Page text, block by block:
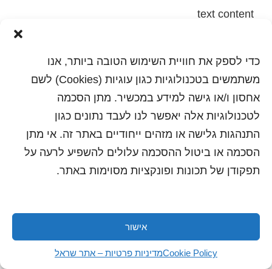
כדי לספק את חוויית השימוש הטובה ביותר, אנו
משתמשים בטכנולוגיות כגון עוגיות (Cookies) לשם
אחסון ו/או גישה למידע במכשיר. מתן הסכמה
לטכנולוגיות אלה יאפשר לנו לעבד נתונים כגון
התנהגות גלישה או מזהים ייחודיים באתר זה. אי מתן
הסכמה או ביטול ההסכמה עלולים להשפיע לרעה על
תפקודן של תכונות ופונקציות מסוימות באתר.
אישור
Cookie Policyמדיניות פרטיות – אתר שראל
text content
כל הזכויות שמורות לשראל 2018 | עיצוב ותכנות: סטודיו
"היוצרים"